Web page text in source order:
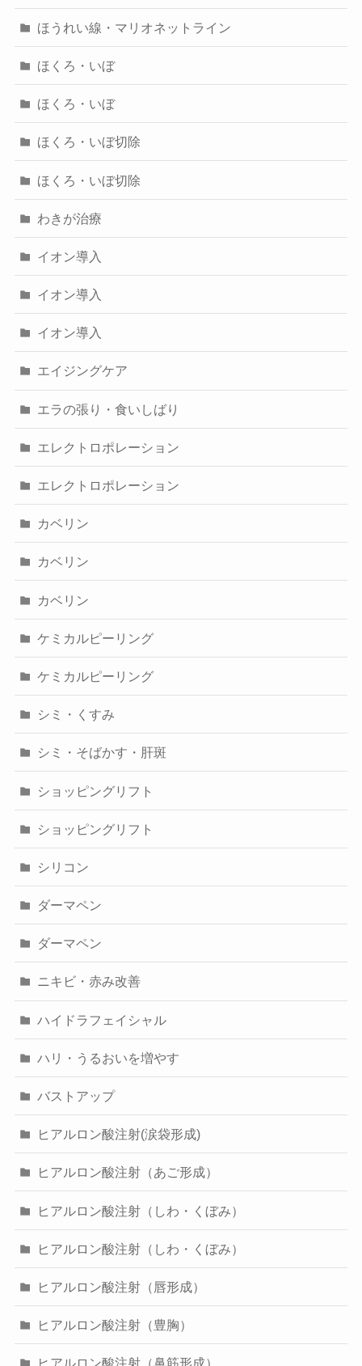
ほうれい線・マリオネットライン
ほくろ・いぼ
ほくろ・いぼ
ほくろ・いぼ切除
ほくろ・いぼ切除
わきが治療
イオン導入
イオン導入
イオン導入
エイジングケア
エラの張り・食いしばり
エレクトロポレーション
エレクトロポレーション
カベリン
カベリン
カベリン
ケミカルピーリング
ケミカルピーリング
シミ・くすみ
シミ・そばかす・肝斑
ショッピングリフト
ショッピングリフト
シリコン
ダーマペン
ダーマペン
ニキビ・赤み改善
ハイドラフェイシャル
ハリ・うるおいを増やす
バストアップ
ヒアルロン酸注射(涙袋形成)
ヒアルロン酸注射（あご形成）
ヒアルロン酸注射（しわ・くぼみ）
ヒアルロン酸注射（しわ・くぼみ）
ヒアルロン酸注射（唇形成）
ヒアルロン酸注射（豊胸）
ヒアルロン酸注射（鼻筋形成）